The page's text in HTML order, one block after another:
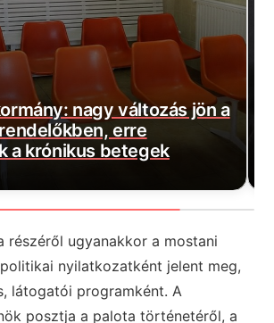
változás jön a
erre
betegek
Szijjártó
részéről ugyanakkor a mostani
nyilatkozatként jelent meg,
látogatói programként. A
posztja a palota történetéről, a